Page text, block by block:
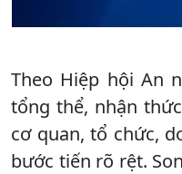
Theo Hiệp hội An
tổng thể, nhận
cơ quan, tổ chức,
bước tiến rõ rệt.